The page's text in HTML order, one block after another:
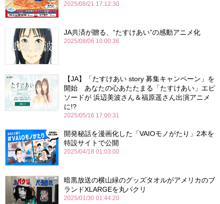
2025/08/21 17:12:30
JA共済が贈る、“たすけあい”の感動アニメ化
2025/08/06 10:00:36
【JA】「たすけあい story 募集キャンペーン」を
開始 あなたの心あたたまる「たすけあい」エピ
ソードが 浜辺美波さん＆福原遥さん出演アニメ
に!?
2025/05/16 17:00:31
開発秘話を漫画化した「VAIOモノがたり」2本を
特設サイトで公開
2025/04/18 01:03:00
暗黒放送の横山緑のグッズタオルがアメリカのブ
ランドXLARGEを丸パクリ
2025/01/30 01:44:20